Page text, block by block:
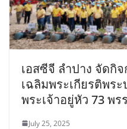
เอสซีจี ลำปาง จัดกิ
เฉลิมพระเกียรติพร
พระเจ้าอยู่หัว 73 พร
July 25, 2025